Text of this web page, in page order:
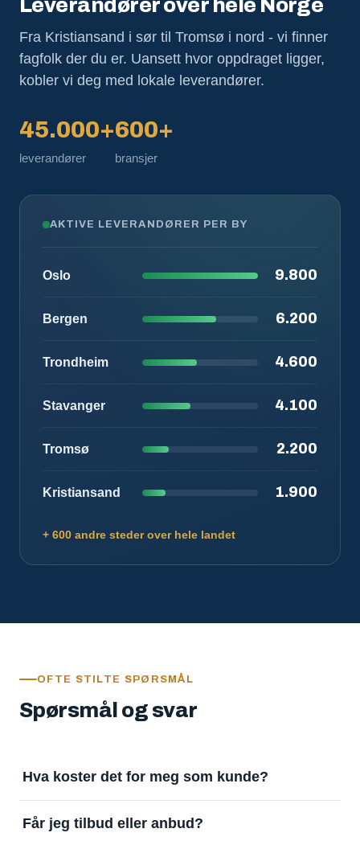
Leverandører over hele Norge
Fra Kristiansand i sør til Tromsø i nord - vi finner
fagfolk der du er. Uansett hvor oppdraget ligger,
kobler vi deg med lokale leverandører.
45.000+
leverandører
600+
bransjer
AKTIVE LEVERANDØRER PER BY
Oslo 9.800
Bergen 6.200
Trondheim 4.600
Stavanger 4.100
Tromsø 2.200
Kristiansand 1.900
+ 600 andre steder over hele landet
OFTE STILTE SPØRSMÅL
Spørsmål og svar
Hva koster det for meg som kunde?
å motta svar. Tjenesten finansieres av
Får jeg tilbud eller anbud?